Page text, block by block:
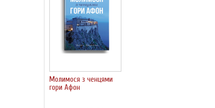
Молимося з ченцями
гори Афон